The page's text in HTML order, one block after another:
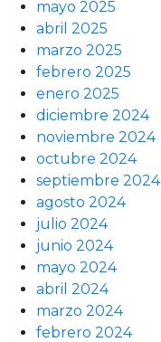
mayo 2025
abril 2025
marzo 2025
febrero 2025
enero 2025
diciembre 2024
noviembre 2024
octubre 2024
septiembre 2024
agosto 2024
julio 2024
junio 2024
mayo 2024
abril 2024
marzo 2024
febrero 2024